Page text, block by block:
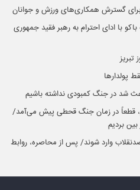
برای گسترش همکاری‌های ورزش و جوانان
با ادای احترام به رهبر فقید جمهوری
پولدارها
شد در جنگ کمبودی نداشته باشیم
قطعاً در زمان جنگ قحطی پیش می‌آمد/
بردیم
وارد شوند/ پس از محاصره، روابط